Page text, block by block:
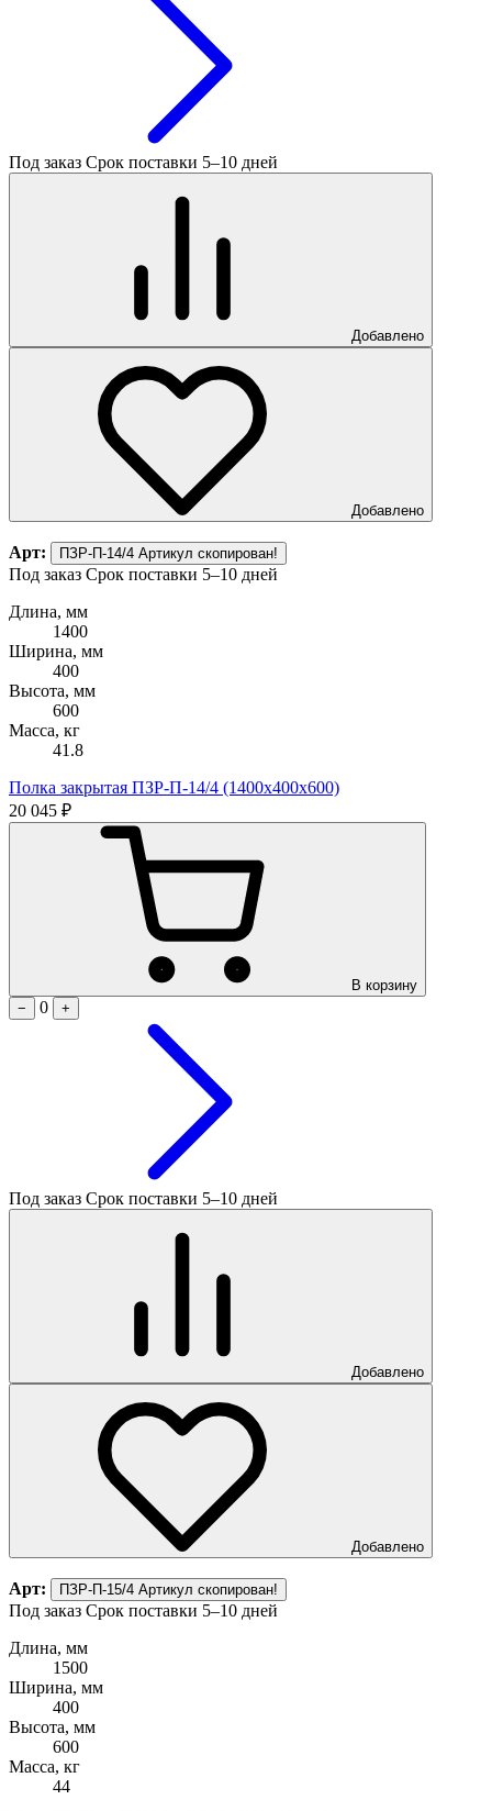
Под заказ Срок поставки 5–10 дней
Добавлено
Добавлено
Арт: ПЗР-П-14/4 Артикул скопирован!
Под заказ Срок поставки 5–10 дней
Длина, мм
1400
Ширина, мм
400
Высота, мм
600
Масса, кг
41.8
Полка закрытая ПЗР-П-14/4 (1400х400х600)
20 045 ₽
В корзину
−
0 +
Под заказ Срок поставки 5–10 дней
Добавлено
Добавлено
Арт: ПЗР-П-15/4 Артикул скопирован!
Под заказ Срок поставки 5–10 дней
Длина, мм
1500
Ширина, мм
400
Высота, мм
600
Масса, кг
44